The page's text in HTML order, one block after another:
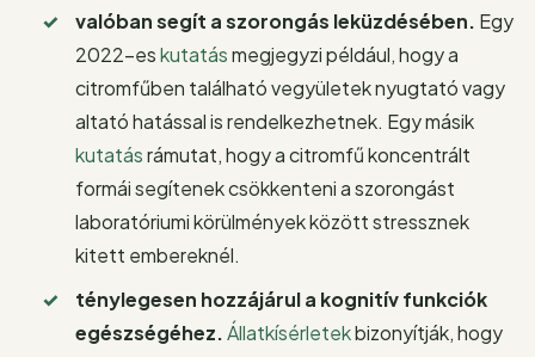
valóban segít a szorongás leküzdésében. Egy
2022-eskutatásmegjegyzi például, hogy a
citromfűben található vegyületek nyugtató vagy
altató hatással is rendelkezhetnek. Egy másik
kutatásrámutat, hogy a citromfű koncentrált
formái segítenek csökkenteni a szorongást
laboratóriumi körülmények között stressznek
kitett embereknél.
ténylegesen hozzájárul a kognitív funkciók
egészségéhez.Állatkísérletekbizonyítják, hogy